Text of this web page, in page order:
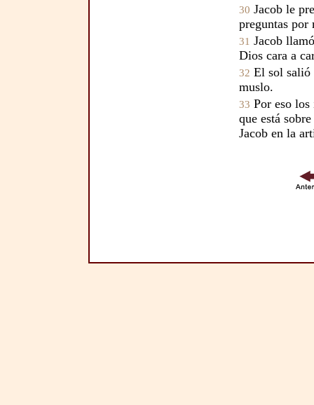
30 Jacob le
preguntas
31 Jacob
Dios cara a
32 El sol salió
muslo.
33 Por eso
que está
Jacob en la